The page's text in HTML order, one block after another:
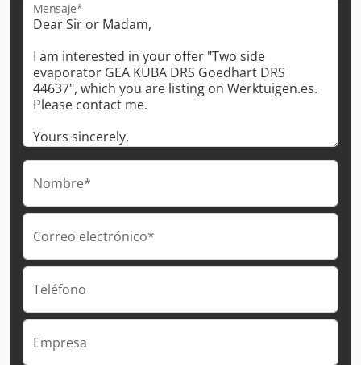
Mensaje*
Nombre*
Correo electrónico*
Teléfono
Empresa